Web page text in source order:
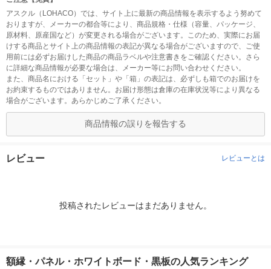
アスクル（LOHACO）では、サイト上に最新の商品情報を表示するよう努めて
おりますが、メーカーの都合等により、商品規格・仕様（容量、パッケージ、
原材料、原産国など）が変更される場合がございます。このため、実際にお届
けする商品とサイト上の商品情報の表記が異なる場合がございますので、ご使
用前には必ずお届けした商品の商品ラベルや注意書きをご確認ください。さら
に詳細な商品情報が必要な場合は、メーカー等にお問い合わせください。
また、商品名における「セット」や「箱」の表記は、必ずしも箱でのお届けを
お約束するものではありません。お届け形態は倉庫の在庫状況等により異なる
場合がございます。あらかじめご了承ください。
商品情報の誤りを報告する
レビュー レビューとは
投稿されたレビューはまだありません。
額縁・パネル・ホワイトボード・黒板の人気ランキング